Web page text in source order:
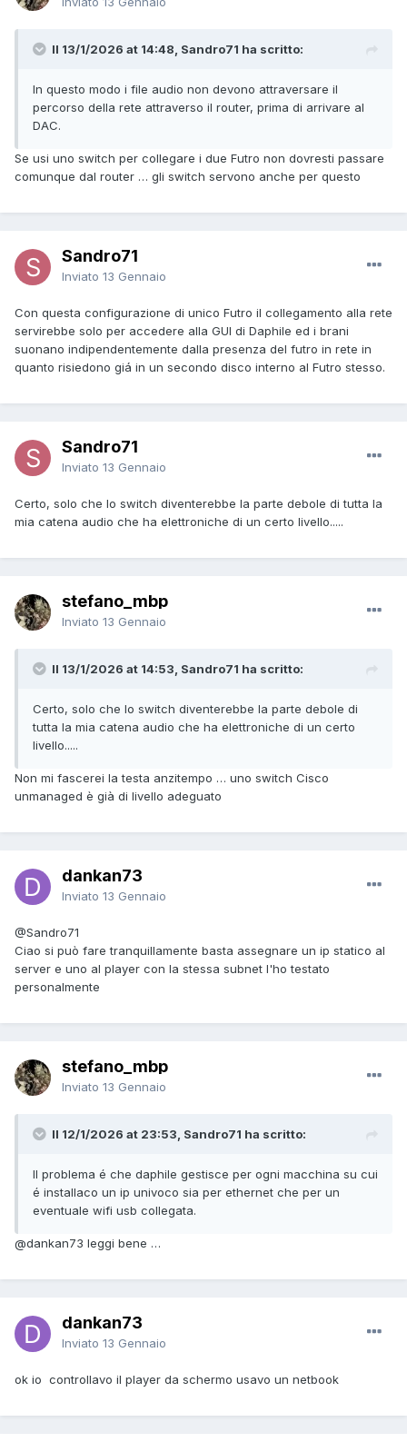
Il 13/1/2026 at 14:48, Sandro71 ha scritto:
In questo modo i file audio non devono attraversare il
percorso della rete attraverso il router, prima di arrivare al
DAC.
Se usi uno switch per collegare i due Futro non dovresti passare
comunque dal router … gli switch servono anche per questo
Sandro71
Inviato 13 Gennaio
Con questa configurazione di unico Futro il collegamento alla rete
servirebbe solo per accedere alla GUI di Daphile ed i brani
suonano indipendentemente dalla presenza del futro in rete in
quanto risiedono giá in un secondo disco interno al Futro stesso.
Sandro71
Inviato 13 Gennaio
Certo, solo che lo switch diventerebbe la parte debole di tutta la
mia catena audio che ha elettroniche di un certo livello.....
stefano_mbp
Inviato 13 Gennaio
Il 13/1/2026 at 14:53, Sandro71 ha scritto:
Certo, solo che lo switch diventerebbe la parte debole di
tutta la mia catena audio che ha elettroniche di un certo
livello.....
Non mi fascerei la testa anzitempo … uno switch Cisco
unmanaged è già di livello adeguato
dankan73
Inviato 13 Gennaio
@Sandro71
Ciao si può fare tranquillamente basta assegnare un ip statico al
server e uno al player con la stessa subnet l'ho testato
personalmente
stefano_mbp
Inviato 13 Gennaio
Il 12/1/2026 at 23:53, Sandro71 ha scritto:
Il problema é che daphile gestisce per ogni macchina su cui
é installaco un ip univoco sia per ethernet che per un
eventuale wifi usb collegata.
@dankan73 leggi bene …
dankan73
Inviato 13 Gennaio
ok io controllavo il player da schermo usavo un netbook